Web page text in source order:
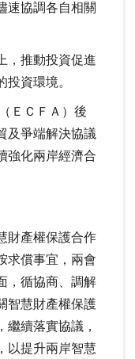
速協調各自相關
，推動投資促進
資環境。
ＥＣＦＡ）後
及爭端解決協議
強化兩岸經濟合
財產權保護合作
求償事宜，兩會
，循協商、調解
智慧財產權保護
繼續落實協議，
以提升兩岸智慧